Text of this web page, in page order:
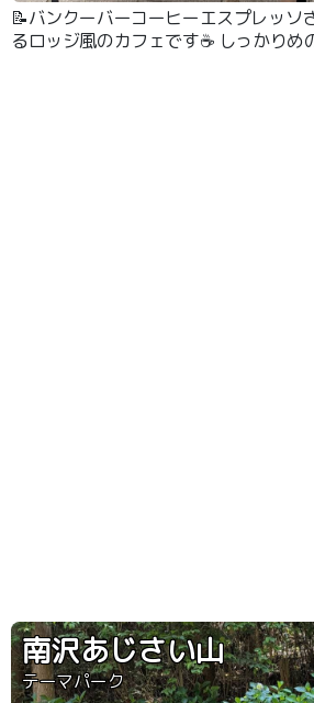
📝バンクーバーコーヒーエスプレッソ
るロッジ風のカフェです☕️ しっかりめ
南沢あじさい山
テーマパーク